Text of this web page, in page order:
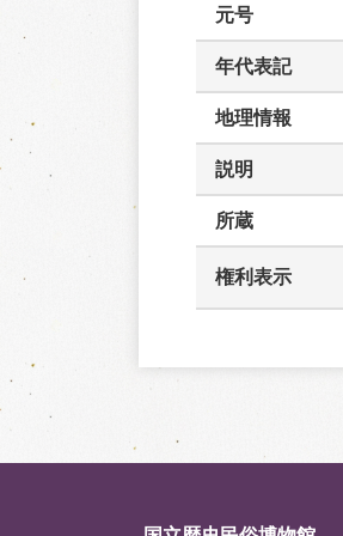
元号
年代表記
地理情報
説明
所蔵
権利表示